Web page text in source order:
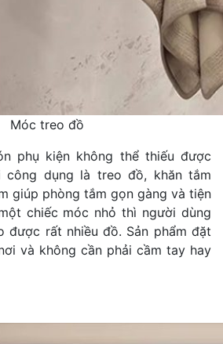
Móc treo đồ
phụ kiện không thể thiếu được
công dụng là treo đồ, khăn tắm
giúp phòng tắm gọn gàng và tiện
chiếc móc nhỏ thì người dùng
được rất nhiều đồ. Sản phẩm đặt
và không cần phải cầm tay hay